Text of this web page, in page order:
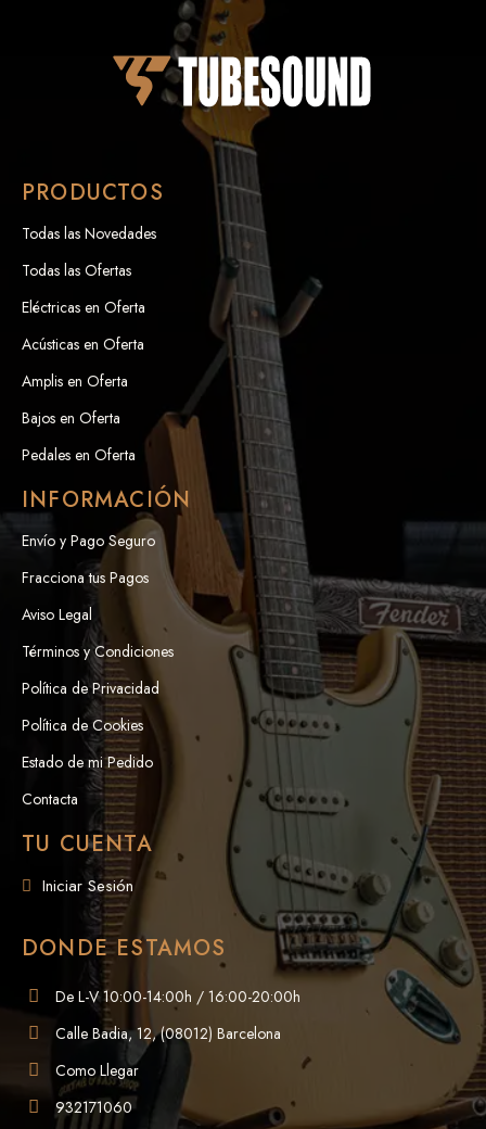
PRODUCTOS
Todas las Novedades
Todas las Ofertas
Eléctricas en Oferta
Acústicas en Oferta
Amplis en Oferta
Bajos en Oferta
Pedales en Oferta
INFORMACIÓN
Envío y Pago Seguro
Fracciona tus Pagos
Aviso Legal
Términos y Condiciones
Política de Privacidad
Política de Cookies
Estado de mi Pedido
Contacta
TU CUENTA
Iniciar Sesión
DONDE ESTAMOS
De L-V 10:00-14:00h / 16:00-20:00h
Calle Badia, 12, (08012) Barcelona
Como Llegar
932171060